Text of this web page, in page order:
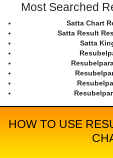
Most Searched
Satta Chart
Satta Result
Satta
HOW TO USE